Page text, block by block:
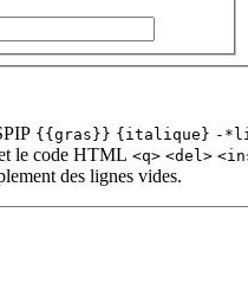
{{gras}} {italique} -
le code HTML <q> <del>
des lignes vides.